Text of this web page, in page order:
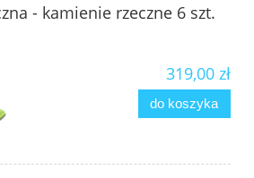
- kamienie rzeczne 6 szt.
319,00 zł
do koszyka